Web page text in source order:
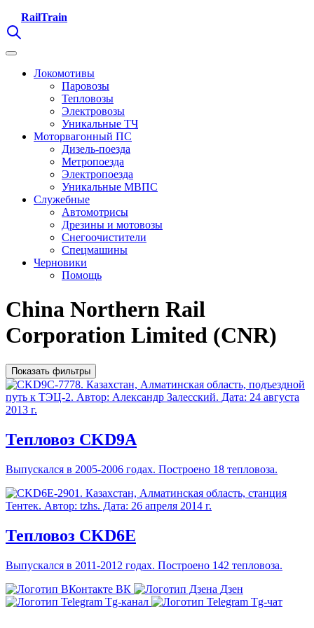
RailTrain
Локомотивы
Паровозы
Тепловозы
Электровозы
Уникальные ТЧ
Моторвагонный ПС
Дизель-поезда
Метропоезда
Электропоезда
Уникальные МВПС
Служебные
Автомотрисы
Дрезины и мотовозы
Снегоочистители
Спецмашины
Черновики
Помощь
China Northern Rail
Corporation Limited (CNR)
Показать фильтры
Тепловоз CKD9A
Выпускался в 2005-2006 годах. Построено 18 тепловоза.
Тепловоз CKD6E
Выпускался в 2011-2012 годах. Построено 142 тепловоза.
ВК
Дзен
Tg-канал
Tg-чат